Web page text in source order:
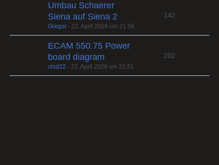
Umbau Schaerer
Siena auf Siena 2
Gregor - 22. April 2026 um 21:56
142
ECAM 550.75 Power
board diagram
clod22 - 22. April 2026 um 21:51
202